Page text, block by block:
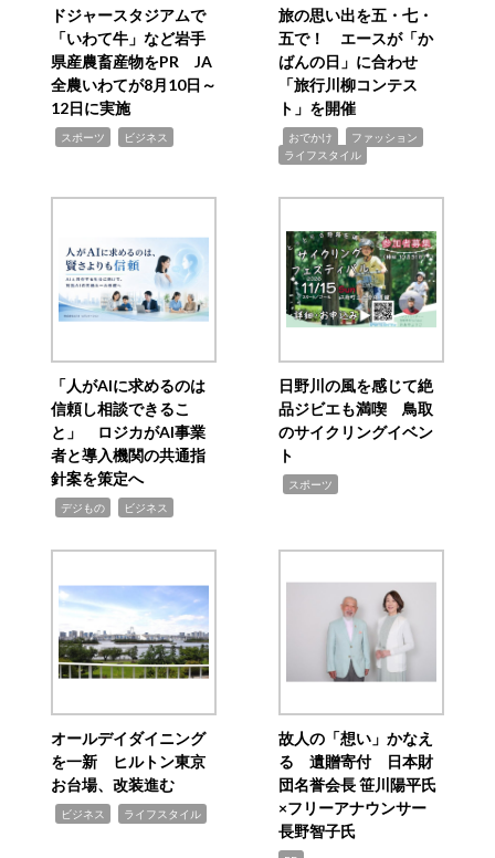
ドジャースタジアムで
「いわて牛」など岩手
県産農畜産物をPR JA
全農いわてが8月10日～
12日に実施
スポーツ ビジネス
旅の思い出を五・七・
五で！ エースが「か
ばんの日」に合わせ
「旅行川柳コンテス
ト」を開催
おでかけ ファッション
ライフスタイル
「人がAIに求めるのは
信頼し相談できるこ
と」 ロジカがAI事業
者と導入機関の共通指
針案を策定へ
デジもの ビジネス
日野川の風を感じて絶
品ジビエも満喫 鳥取
のサイクリングイベン
ト
スポーツ
オールデイダイニング
を一新 ヒルトン東京
お台場、改装進む
ビジネス ライフスタイル
故人の「想い」かなえ
る 遺贈寄付 日本財
団名誉会長 笹川陽平氏
×フリーアナウンサー
長野智子氏